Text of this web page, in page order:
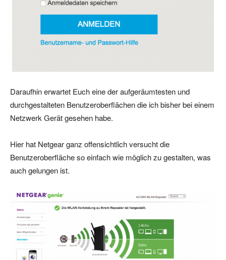
Daraufhin erwartet Euch eine der aufgeräumtesten und
durchgestalteten Benutzeroberflächen die ich bisher bei einem
Netzwerk Gerät gesehen habe.
Hier hat Netgear ganz offensichtlich versucht die
Benutzeroberfläche so einfach wie möglich zu gestalten, was
auch gelungen ist.